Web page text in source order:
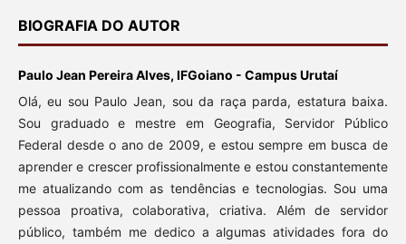
BIOGRAFIA DO AUTOR
Paulo Jean Pereira Alves, IFGoiano - Campus Urutaí
Olá, eu sou Paulo Jean, sou da raça parda, estatura baixa.
Sou graduado e mestre em Geografia, Servidor Público
Federal desde o ano de 2009, e estou sempre em busca de
aprender e crescer profissionalmente e estou constantemente
me atualizando com as tendências e tecnologias. Sou uma
pessoa proativa, colaborativa, criativa. Além de servidor
público, também me dedico a algumas atividades fora do